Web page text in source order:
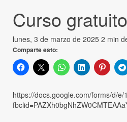
Curso
lunes, 3 de marzo de 2025 2 min
Comparte esto:
https://docs.google.com/forms/d/e/